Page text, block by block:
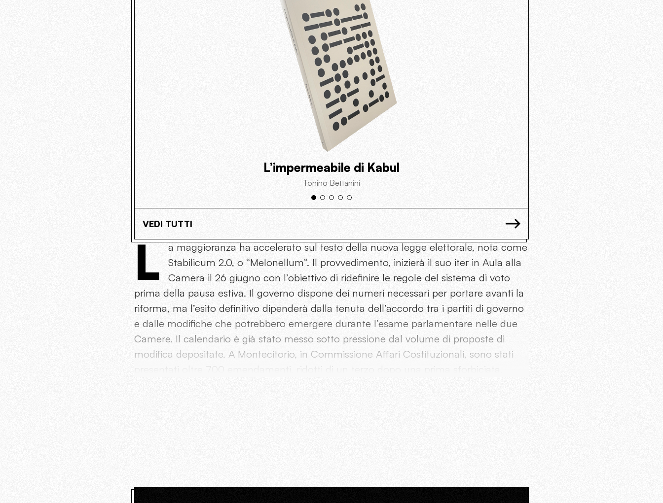
L’impermeabile di Kabul
Tonino Bettanini
VEDI TUTTI
L
a maggioranza ha accelerato sul testo della nuova legge elettorale, nota come
Stabilicum 2.0, o “Melonellum“. Il provvedimento, inizierà il suo iter in Aula alla
Camera il 26 giugno con l’obiettivo di ridefinire le regole del sistema di voto
prima della pausa estiva. Il governo dispone dei numeri necessari per portare avanti la
riforma, ma l’esito definitivo dipenderà dalla tenuta dell’accordo tra i partiti di governo
e dalle modifiche che potrebbero emergere durante l’esame parlamentare nelle due
Camere. Il calendario è già stato messo sotto pressione dal volume di proposte di
modifica depositate. A Montecitorio, in Commissione Affari Costituzionali, sono stati
presentati oltre 700 emendamenti, ridotti di un terzo dopo una prima sforbiciata.